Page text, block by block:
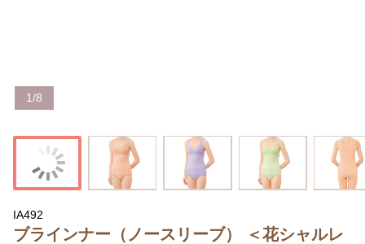
1/8
IA492
ブラインナー（ノースリーブ） ＜花シャルレ